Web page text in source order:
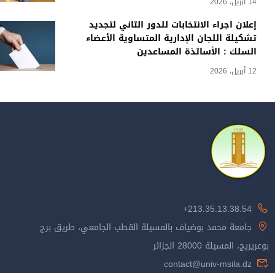
إعلان اجراء الانتخابات للدور الثاني لتجديد
تشكيلة اللجان الإدارية المتساوية الأعضاء
السلك : الأساتذة المساعدين
12 أبريل، 2026
213.35.13.38.54+
جامعة محمد بوضياف بالمسيلة القطب الجامعي، طريق برج
بوعريريج، المسيلة 28000 الجزائر
contact@univ-msila.dz